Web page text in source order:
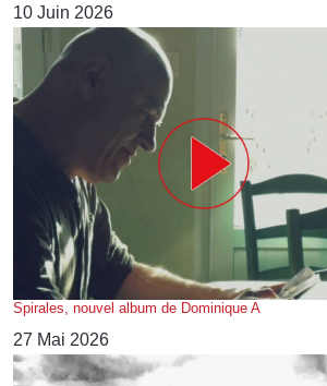
10 Juin 2026
Spirales, nouvel album de Dominique A
27 Mai 2026